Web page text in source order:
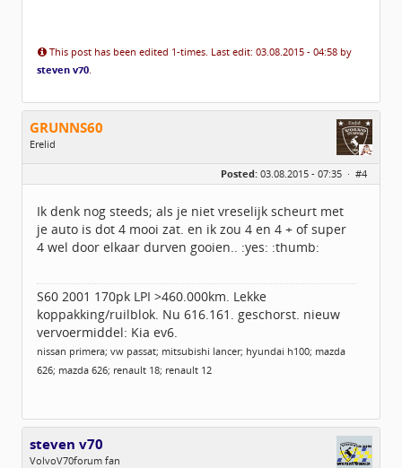
This post has been edited 1-times. Last edit: 03.08.2015 - 04:58 by
steven v70.
GRUNNS60
Erelid
Leeftijd:
64
Geregistreerd:07 / 2014
Posted: 03.08.2015 - 07:35 · #4
Ik denk nog steeds; als je niet vreselijk scheurt met
je auto is dot 4 mooi zat. en ik zou 4 en 4 + of super
4 wel door elkaar durven gooien.. :yes: :thumb:
S60 2001 170pk LPI >460.000km. Lekke
koppakking/ruilblok. Nu 616.161. geschorst. nieuw
vervoermiddel: Kia ev6.
nissan primera; vw passat; mitsubishi lancer; hyundai h100; mazda
626; mazda 626; renault 18; renault 12
steven v70
VolvoV70forum fan